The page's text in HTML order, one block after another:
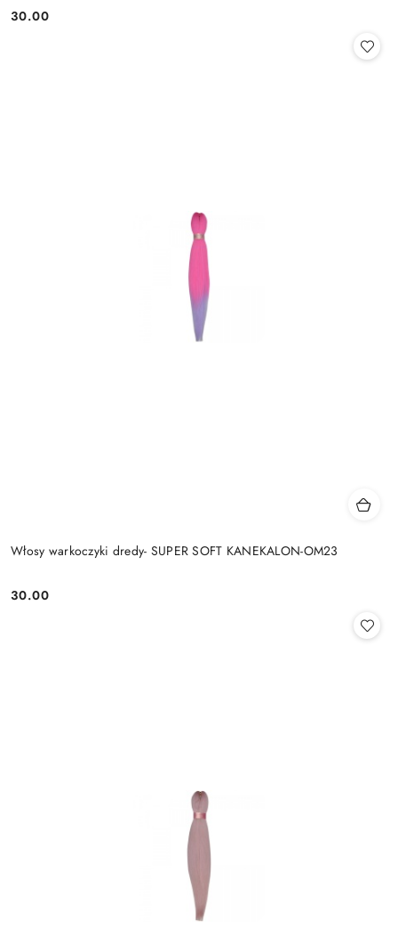
Cena:
30.00
Włosy warkoczyki dredy- SUPER SOFT KANEKALON-OM23
Cena:
30.00